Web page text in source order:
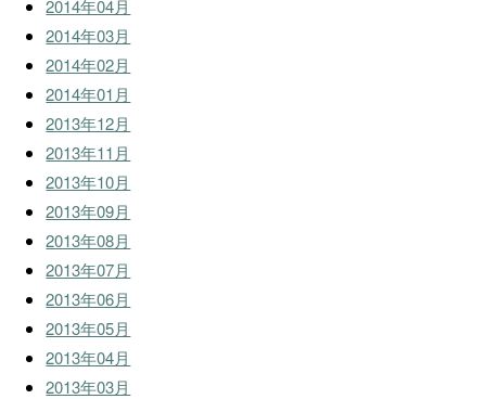
2014年04月
2014年03月
2014年02月
2014年01月
2013年12月
2013年11月
2013年10月
2013年09月
2013年08月
2013年07月
2013年06月
2013年05月
2013年04月
2013年03月